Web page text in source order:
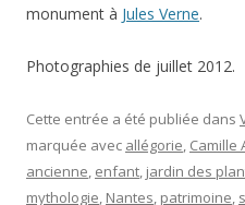
monument à Jules Verne.
Photographies de juillet 2012.
Cette entrée a été publiée dans
marquée avec allégorie, Camille
ancienne, enfant, jardin des
mythologie, Nantes, patrimoine,